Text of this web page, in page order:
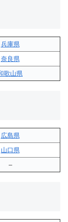
兵庫県
奈良県
歌山県
広島県
山口県
–